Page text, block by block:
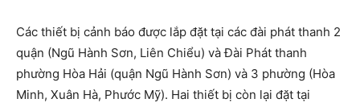
Các thiết bị cảnh báo được lắp đặt tại các đài phát thanh 2
quận (Ngũ Hành Sơn, Liên Chiểu) và Đài Phát thanh
phường Hòa Hải (quận Ngũ Hành Sơn) và 3 phường (Hòa
Minh, Xuân Hà, Phước Mỹ). Hai thiết bị còn lại đặt tại